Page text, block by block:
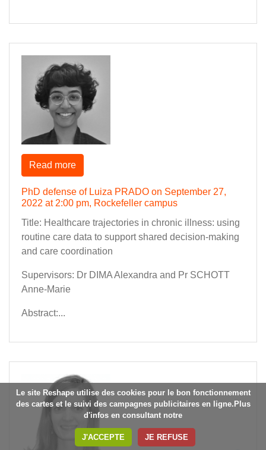
Le site Reshape utilise des cookies pour le bon fonctionnement
des cartes et le suivi des campagnes publicitaires en ligne.Plus
d'infos en consultant notre
J'ACCEPTE JE REFUSE
PhD defense of Luiza PRADO on September 27,
2022 at 2:00 pm, Rockefeller campus
Title: Healthcare trajectories in chronic illness: using
routine care data to support shared decision-making
and care coordination
Supervisors: Dr DIMA Alexandra and Pr SCHOTT
Anne-Marie
Abstract:...
Read more